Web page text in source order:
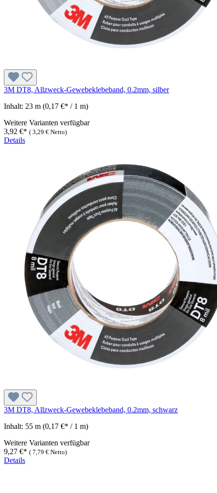
3M DT8, Allzweck-Gewebeklebeband, 0.2mm, silber
Inhalt: 23 m (0,17 €* / 1 m)
Weitere Varianten verfügbar
3,92 €* ( 3,29 € Netto)
Details
3M DT8, Allzweck-Gewebeklebeband, 0.2mm, schwarz
Inhalt: 55 m (0,17 €* / 1 m)
Weitere Varianten verfügbar
9,27 €* ( 7,79 € Netto)
Details